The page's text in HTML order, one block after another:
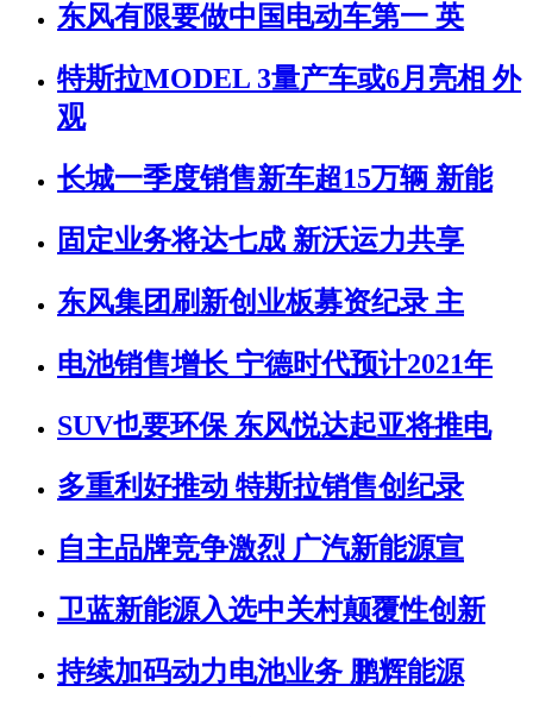
东风有限要做中国电动车第一 英
特斯拉MODEL 3量产车或6月亮相 外
观
长城一季度销售新车超15万辆 新能
固定业务将达七成 新沃运力共享
东风集团刷新创业板募资纪录 主
电池销售增长 宁德时代预计2021年
SUV也要环保 东风悦达起亚将推电
多重利好推动 特斯拉销售创纪录
自主品牌竞争激烈 广汽新能源宣
卫蓝新能源入选中关村颠覆性创新
持续加码动力电池业务 鹏辉能源